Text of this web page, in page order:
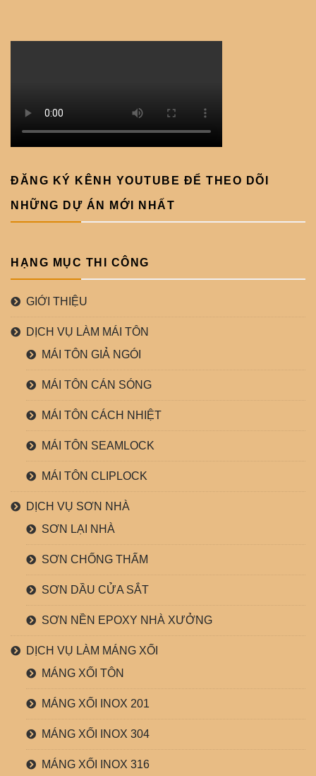
ĐĂNG KÝ KÊNH YOUTUBE ĐỂ THEO DÕI
NHỮNG DỰ ÁN MỚI NHẤT
HẠNG MỤC THI CÔNG
GIỚI THIỆU
DỊCH VỤ LÀM MÁI TÔN
MÁI TÔN GIẢ NGÓI
MÁI TÔN CÁN SÓNG
MÁI TÔN CÁCH NHIỆT
MÁI TÔN SEAMLOCK
MÁI TÔN CLIPLOCK
DỊCH VỤ SƠN NHÀ
SƠN LẠI NHÀ
SƠN CHỐNG THẤM
SƠN DẦU CỬA SẮT
SƠN NỀN EPOXY NHÀ XƯỞNG
DỊCH VỤ LÀM MÁNG XỐI
MÁNG XỐI TÔN
MÁNG XỐI INOX 201
MÁNG XỐI INOX 304
MÁNG XỐI INOX 316